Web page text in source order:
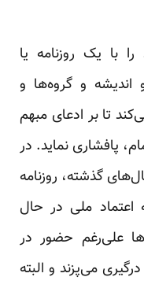
با یک روزنامه یا
اندیشه و گروه‌ها و
تا بر ادعای مبهم
پافشاری نماید. در
گذشته، روزنامه
اعتماد ملی در حال
علی‌رغم حضور در
می‌پزند و البته